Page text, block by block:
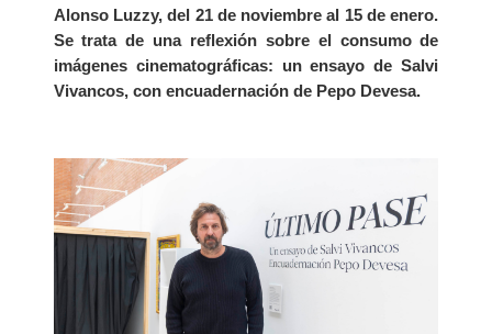
Alonso Luzzy, del 21 de noviembre al 15 de enero.
Se trata de una reflexión sobre el consumo de
imágenes cinematográficas: un ensayo de Salvi
Vivancos, con encuadernación de Pepo Devesa.